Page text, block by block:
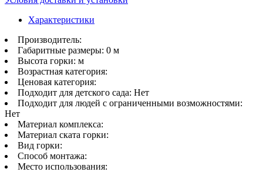
Характеристики
Производитель:
Габаритные размеры: 0 м
Высота горки: м
Возрастная категория:
Ценовая категория:
Подходит для детского сада: Нет
Подходит для людей с ограниченными возможностями:
Нет
Материал комплекса:
Материал ската горки:
Вид горки:
Способ монтажа:
Место использования: